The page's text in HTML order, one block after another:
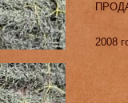
2008